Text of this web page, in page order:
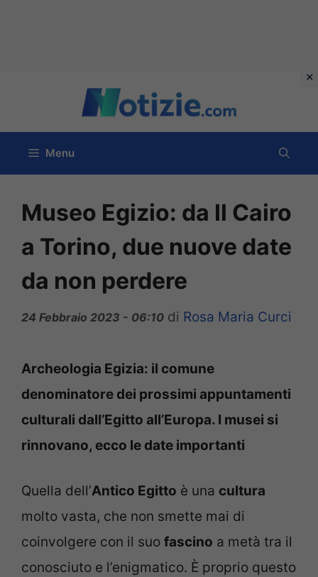
contenuto
Menu
Museo Egizio: da Il Cairo
a Torino, due nuove date
da non perdere
24 Febbraio 2023 - 06:10 di Rosa Maria Curci
Archeologia Egizia: il comune
denominatore dei prossimi appuntamenti
culturali dall’Egitto all’Europa. I musei si
rinnovano, ecco le date importanti
Quella dell’Antico Egitto è una cultura
molto vasta, che non smette mai di
coinvolgere con il suo fascino a metà tra il
conosciuto e l’enigmatico. È proprio questo